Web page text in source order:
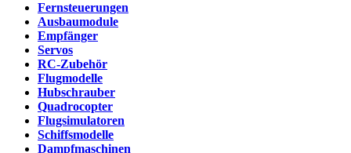
Fernsteuerungen
Ausbaumodule
Empfänger
Servos
RC-Zubehör
Flugmodelle
Hubschrauber
Quadrocopter
Flugsimulatoren
Schiffsmodelle
Dampfmaschinen